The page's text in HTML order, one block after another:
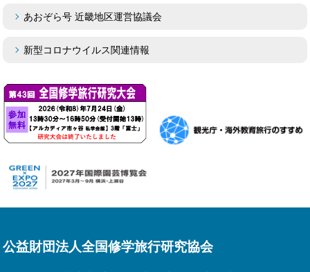
あおぞら号 近畿地区運営協議会
新型コロナウイルス関連情報
公益財団法人全国修学旅行研究協会